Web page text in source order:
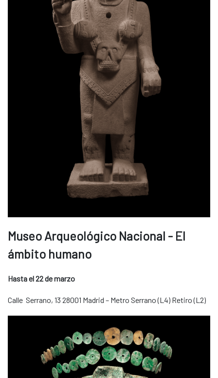
Museo Arqueológico Nacional - El
ámbito humano
Hasta el 22 de marzo
Calle Serrano, 13 28001 Madrid – Metro Serrano (L4) Retiro (L2)